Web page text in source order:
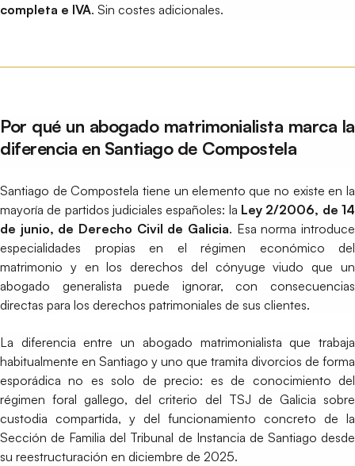
completa e IVA. Sin costes adicionales.
Por qué un abogado matrimonialista marca la
diferencia en Santiago de Compostela
Santiago de Compostela tiene un elemento que no existe en la
mayoría de partidos judiciales españoles: la Ley 2/2006, de 14
de junio, de Derecho Civil de Galicia. Esa norma introduce
especialidades propias en el régimen económico del
matrimonio y en los derechos del cónyuge viudo que un
abogado generalista puede ignorar, con consecuencias
directas para los derechos patrimoniales de sus clientes.
La diferencia entre un abogado matrimonialista que trabaja
habitualmente en Santiago y uno que tramita divorcios de forma
esporádica no es solo de precio: es de conocimiento del
régimen foral gallego, del criterio del TSJ de Galicia sobre
custodia compartida, y del funcionamiento concreto de la
Sección de Familia del Tribunal de Instancia de Santiago desde
su reestructuración en diciembre de 2025.